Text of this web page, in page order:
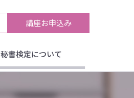
秘書検定について
講座お申込み